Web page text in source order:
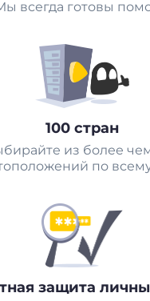
всегда готовы
100 стран
из более чем
по
защита